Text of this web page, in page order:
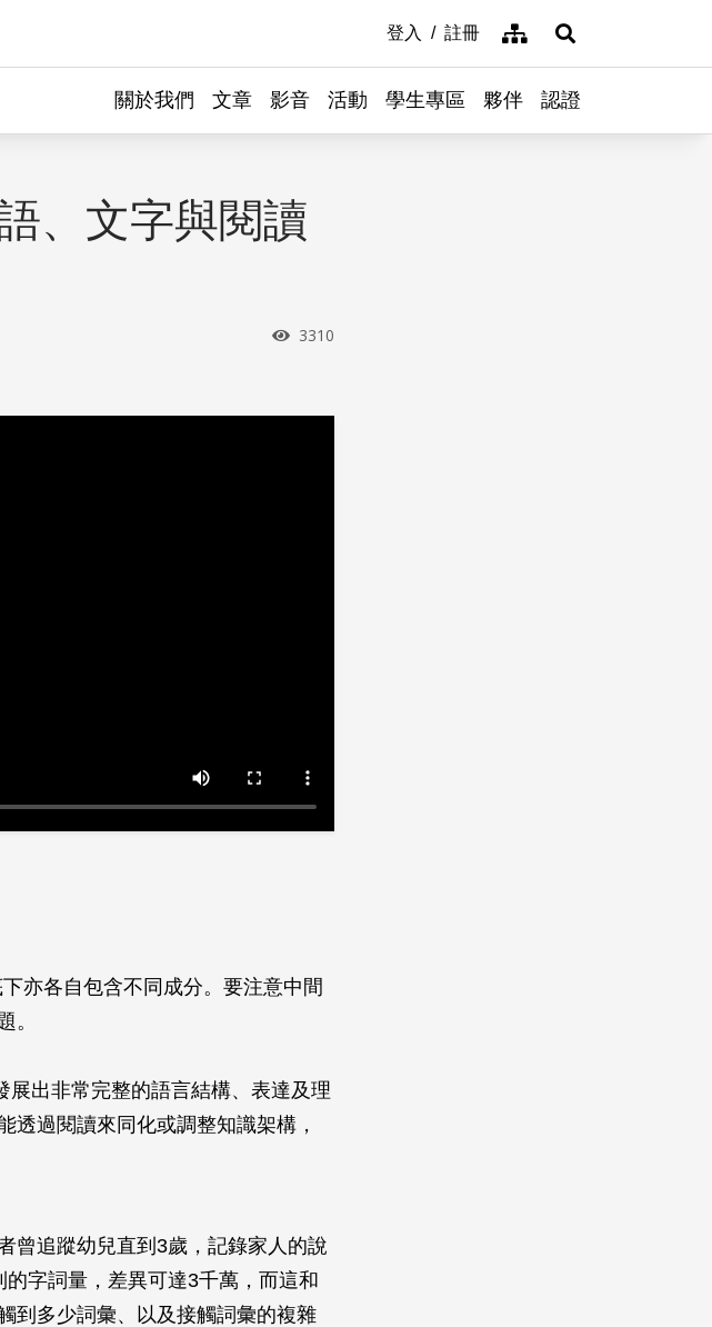
登入 註冊 網站導覽展開搜尋
關於我們 文章 影音 活動 學生專區 夥伴 認證
、文字與閱讀
瀏覽次數
3310
亦各自包含不同成分。要注意中間
。
展出非常完整的語言結構、表達及理
透過閱讀來同化或調整知識架構，
曾追蹤幼兒直到3歲，記錄家人的說
字詞量，差異可達3千萬，而這和
到多少詞彙、以及接觸詞彙的複雜